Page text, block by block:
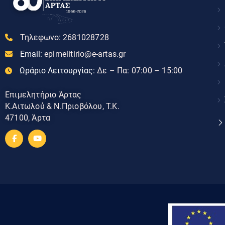
Τηλεφωνο: 2681028728
Email: epimelitirio@e-artas.gr
Ωράριο Λειτουργίας: Δε – Πα: 07:00 – 15:00
Επιμελητήριο Άρτας
Κ.Αιτωλού & Ν.Πριοβόλου, Τ.Κ.
47100, Άρτα